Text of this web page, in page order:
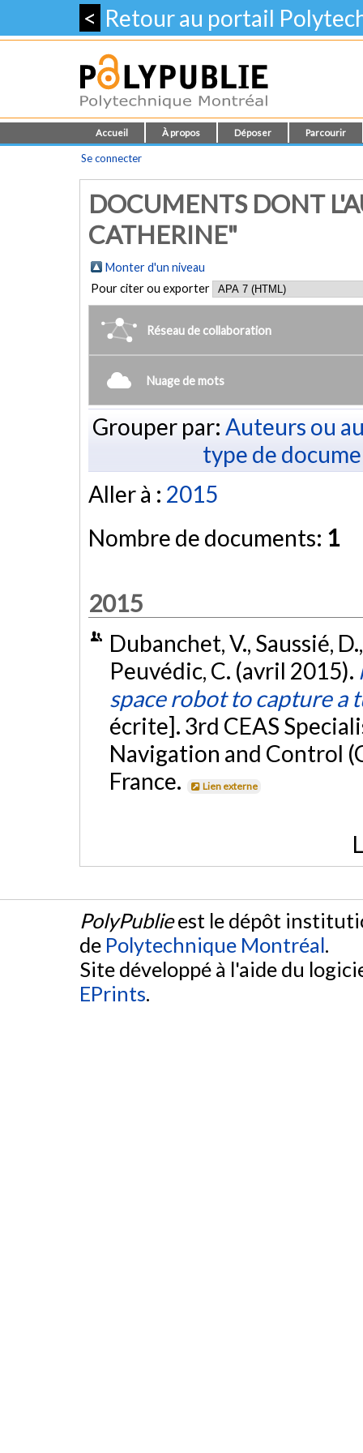
< Retour au portail
Accueil À propos Déposer Parcourir
Se connecter
DOCUMENTS DONT
CATHERINE"
Monter d'un niveau
Pour citer ou exporter
Réseau de collaboration
Nuage de mots
Grouper par: Auteurs ou
type de
Aller à : 2015
Nombre de documents: 1
2015
Dubanchet, V., Saussié,
Peuvédic, C. (avril 2015).
space robot to capture a
écrite]. 3rd CEAS
Navigation and Control
France.
Lien externe
PolyPublieest le dépôt
de Polytechnique Montréal.
Site développé à l'aide du
EPrints.